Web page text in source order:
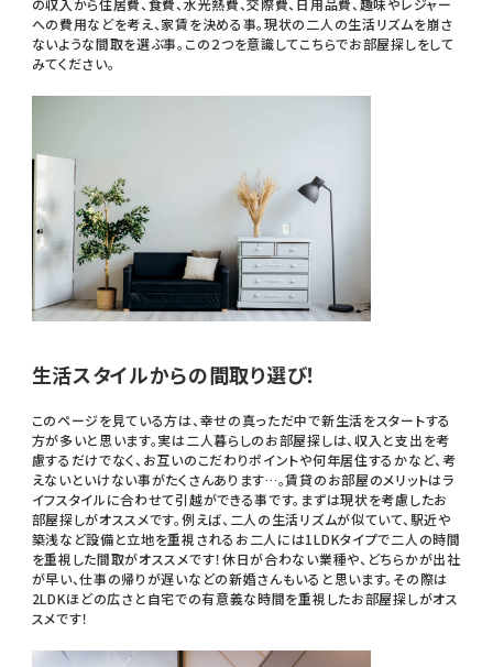
への費用などを考え、家賃を決める事。現状の二人の生活リズムを崩さ
ないような間取を選ぶ事。この２つを意識してこちらでお部屋探しをして
みてください。
生活スタイルからの間取り選び！
このページを見ている方は、幸せの真っただ中で新生活をスタートする
方が多いと思います。実は二人暮らしのお部屋探しは、収入と支出を考
慮するだけでなく、お互いのこだわりポイントや何年居住するかなど、考
えないといけない事がたくさんあります…。賃貸のお部屋のメリットはラ
イフスタイルに合わせて引越ができる事です。まずは現状を考慮したお
部屋探しがオススメです。例えば、二人の生活リズムが似ていて、駅近や
築浅など設備と立地を重視されるお二人には1LDKタイプで二人の時間
を重視した間取がオススメです！休日が合わない業種や、どちらかが出社
が早い、仕事の帰りが遅いなどの新婚さんもいると思います。その際は
2LDKほどの広さと自宅での有意義な時間を重視したお部屋探しがオス
スメです！